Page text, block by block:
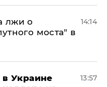
лжи о
моста" в
14:14
в Украине
13:57